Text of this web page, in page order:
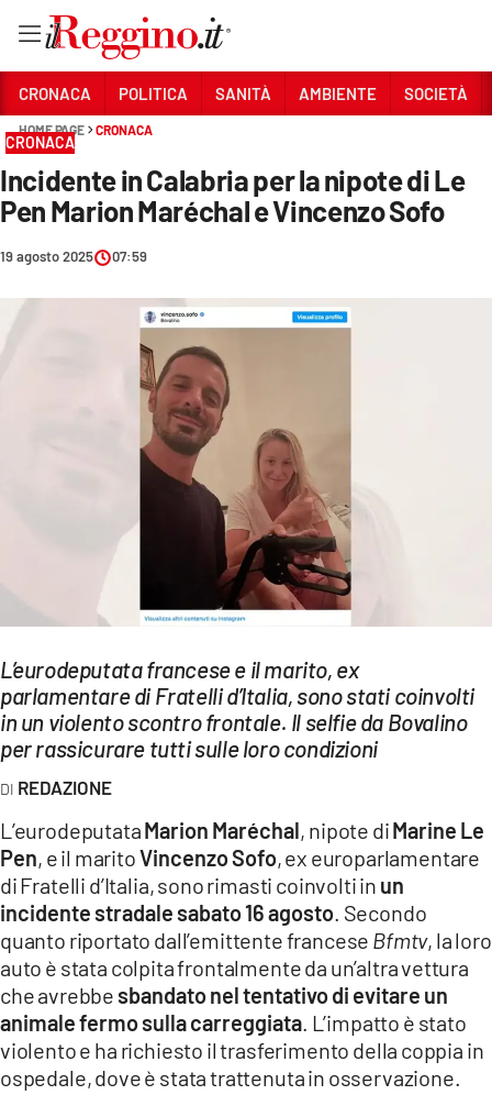
Sezioni
CRONACA
ECONOMIA E LAVORO
Streaming
LAC TV
LAC NETWORK
LAC ONAIR
LaC
Network
LACPLAY.IT
LACTV.IT
LACONAIR.IT
LACITYMAG.IT
ILREGGINO.IT
CRONACA POLITICA SANITÀ AMBIENTE SOCIETÀ
HOME PAGE CRONACA
CRONACA
Incidente in Calabria per la nipote di Le
Pen Marion Maréchal e Vincenzo Sofo
19 agosto 2025 07:59
L’eurodeputata francese e il marito, ex
parlamentare di Fratelli d’Italia, sono stati coinvolti
in un violento scontro frontale. Il selfie da Bovalino
per rassicurare tutti sulle loro condizioni
REDAZIONE
L’eurodeputataMarion Maréchal, nipote diMarine Le
Pen, e il maritoVincenzo Sofo, ex europarlamentare
di Fratelli d’Italia, sono rimasti coinvolti in un
incidente stradale sabato 16 agosto . Secondo
quanto riportato dall’emittente francese Bfmtv, la loro
auto è stata colpita frontalmente da un’altra vettura
che avrebbe sbandato nel tentativo di evitare un
animale fermo sulla carreggiata . L’impatto è stato
violento e ha richiesto il trasferimento della coppia in
ospedale, dove è stata trattenuta in osservazione.